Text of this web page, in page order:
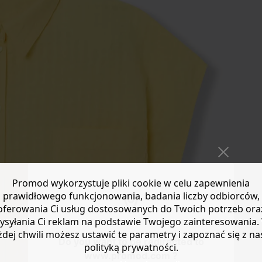
Do you want to be redirected to
www.promod.com ?
Promod wykorzystuje pliki cookie w celu zapewnienia
prawidłowego funkcjonowania, badania liczby odbiorców,
Ci usług dostosowanych do Twoich potrzeb
Ci reklam na podstawie Twojego zainteresowania.
chwili możesz ustawić te parametry i zapoznać się z
polityką prywatności.